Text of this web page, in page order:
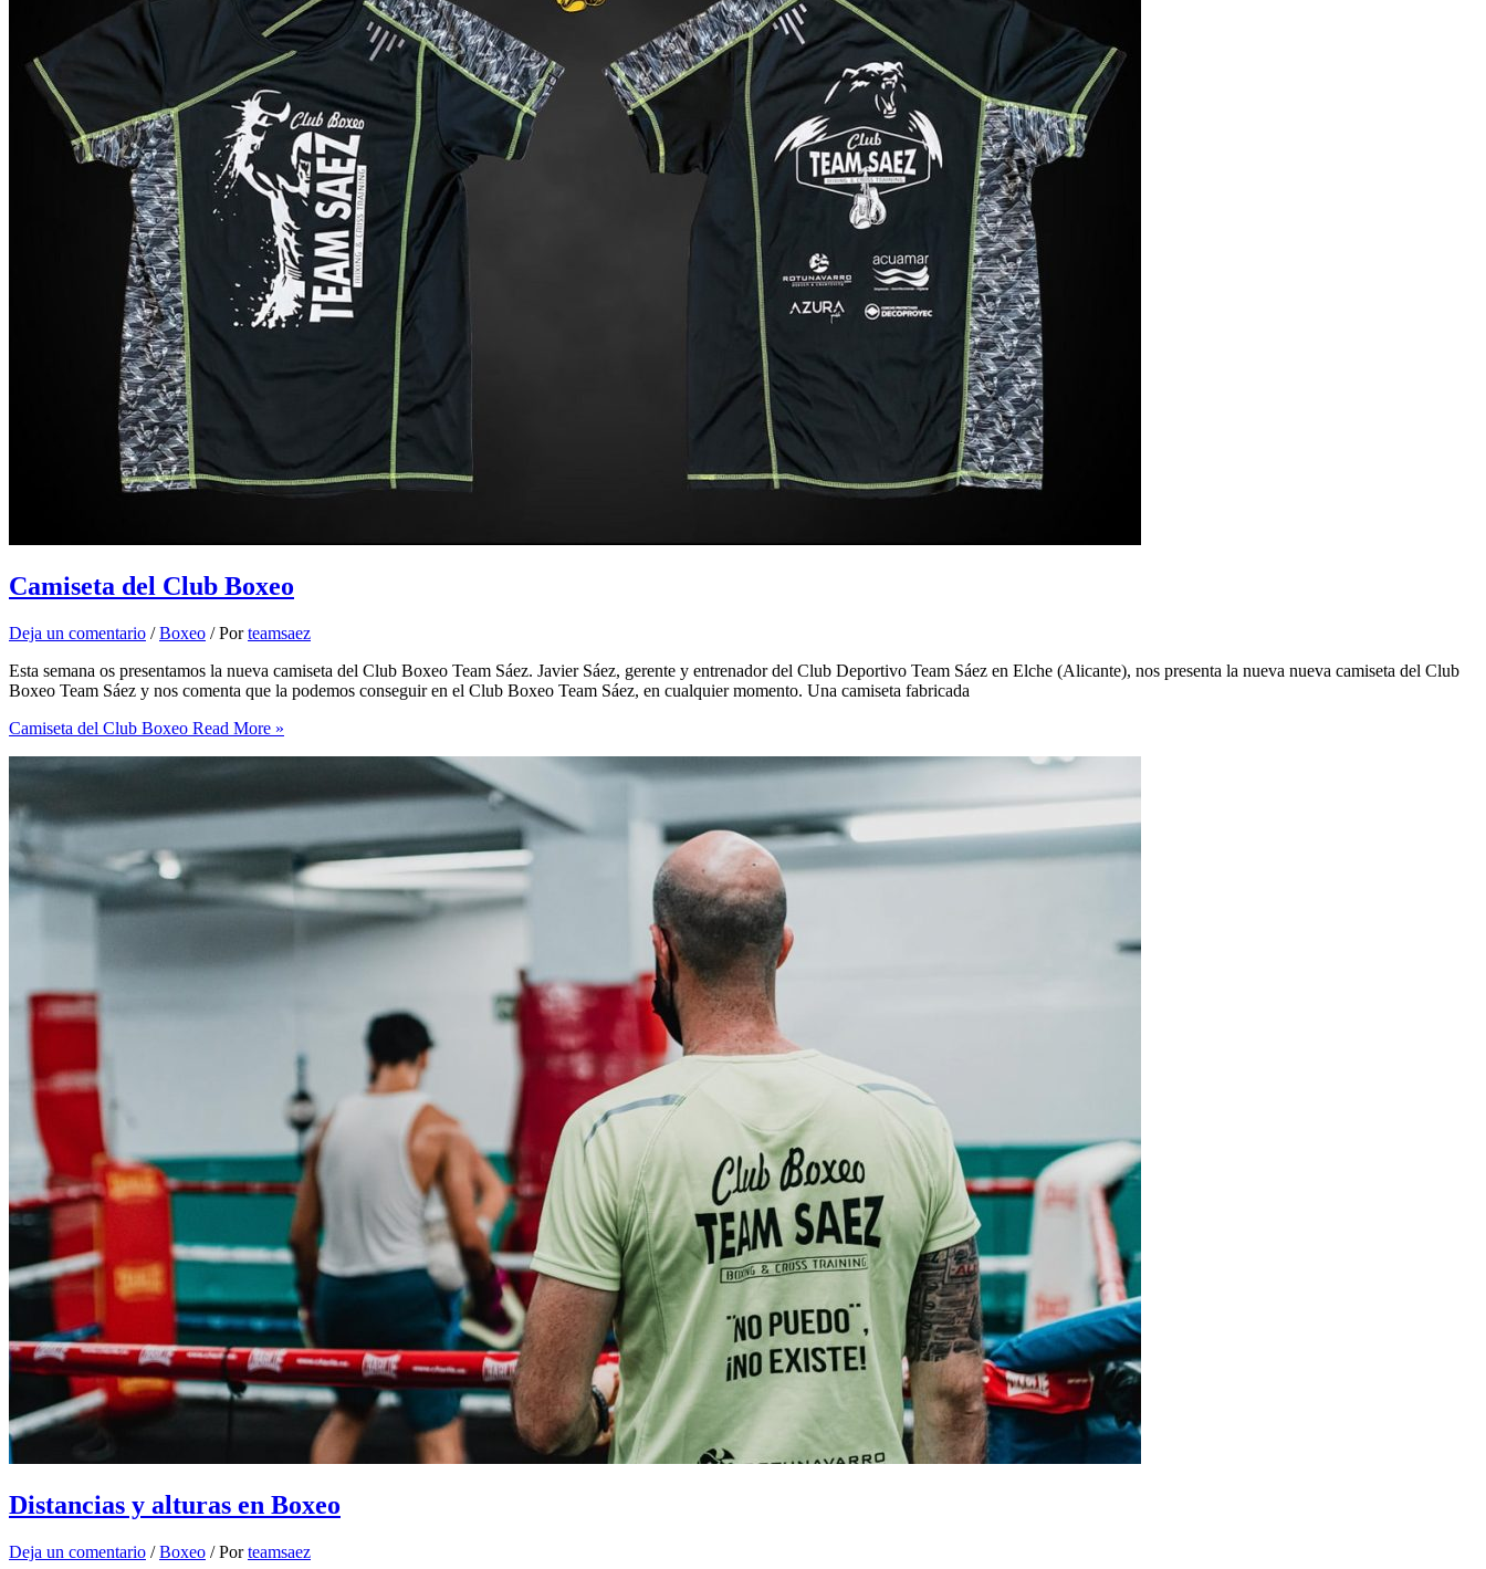
Camiseta del Club Boxeo
Deja un comentario /Boxeo / Porteamsaez
Esta semana os presentamos la nueva camiseta del Club Boxeo Team Sáez. Javier Sáez, gerente y entrenador del Club Deportivo Team Sáez en Elche (Alicante), nos presenta la nueva nueva camiseta del Club
Boxeo Team Sáez y nos comenta que la podemos conseguir en el Club Boxeo Team Sáez, en cualquier momento. Una camiseta fabricada
Camiseta del Club Boxeo Read More »
Distancias y alturas en Boxeo
Deja un comentario /Boxeo / Porteamsaez